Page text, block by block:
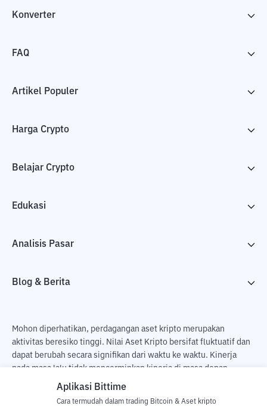
Konverter
FAQ
Artikel Populer
Harga Crypto
Belajar Crypto
Edukasi
Analisis Pasar
Blog & Berita
Mohon diperhatikan, perdagangan aset kripto merupakan
aktivitas beresiko tinggi. Nilai Aset Kripto bersifat fluktuatif dan
dapat berubah secara signifikan dari waktu ke waktu. Kinerja
pada masa lalu tidak mencerminkan kinerja di masa depan.
Terdapat risiko kehilangan sebagai dampak dari membeli dan
pengguna. PT Utama Aset Digital Indonesia (Bittime) tidak
Aplikasi Bittime
Cara termudah dalam trading Bitcoin & Aset kripto